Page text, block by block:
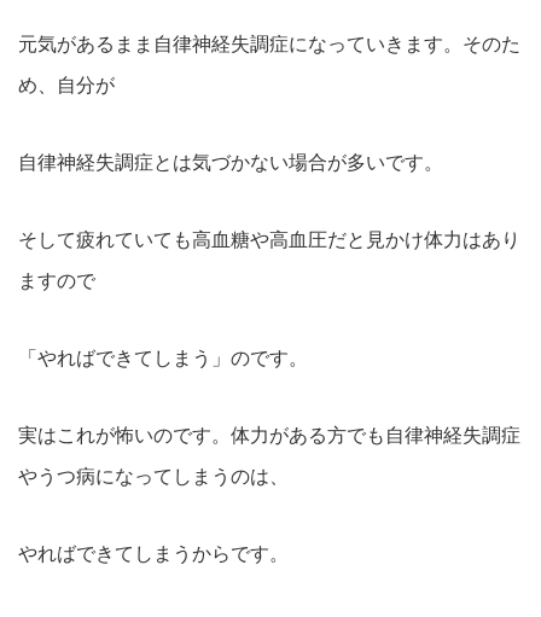
元気があるまま自律神経失調症になっていきます。そのた
め、自分が
自律神経失調症とは気づかない場合が多いです。
そして疲れていても高血糖や高血圧だと見かけ体力はあり
ますので
「やればできてしまう」のです。
実はこれが怖いのです。体力がある方でも自律神経失調症
やうつ病になってしまうのは、
やればできてしまうからです。